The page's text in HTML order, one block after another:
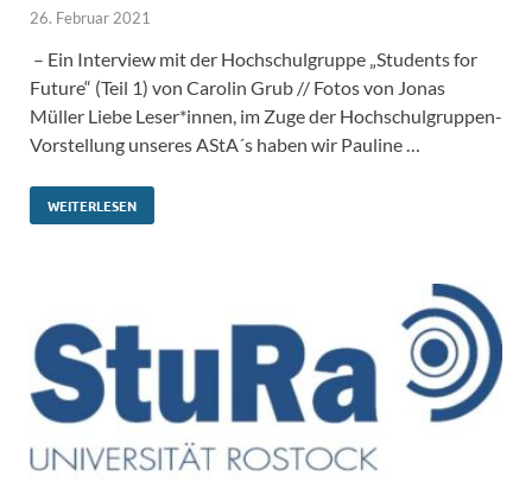
26. Februar 2021
– Ein Interview mit der Hochschulgruppe „Students for
Future“ (Teil 1) von Carolin Grub // Fotos von Jonas
Müller Liebe Leser*innen, im Zuge der Hochschulgruppen-
Vorstellung unseres AStA´s haben wir Pauline …
WEITERLESEN